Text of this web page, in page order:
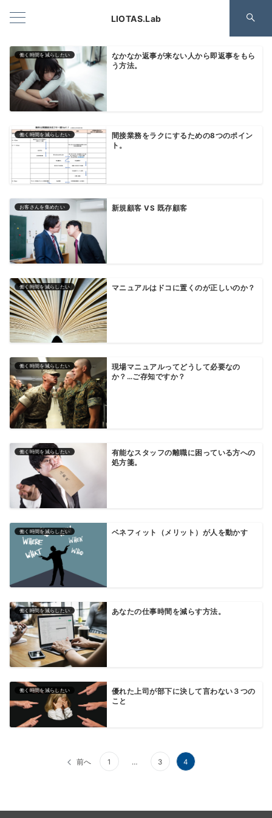
LIOTAS.Lab
働く時間を減らしたい
なかなか返事が来ない人から即返事をもら
う方法。
働く時間を減らしたい
間接業務をラクにするための8つのポイン
ト。
お客さんを集めたい 新規顧客 VS 既存顧客
働く時間を減らしたい マニュアルはドコに置くのが正しいのか？
働く時間を減らしたい
現場マニュアルってどうして必要なの
か？…ご存知ですか？
働く時間を減らしたい
有能なスタッフの離職に困っている方への
処方箋。
働く時間を減らしたい ベネフィット（メリット）が人を動かす
働く時間を減らしたい あなたの仕事時間を減らす方法。
働く時間を減らしたい
優れた上司が部下に決して言わない３つの
こと
前へ 1 … 3 4